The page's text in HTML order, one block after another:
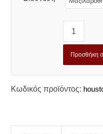
Προσθήκη
Κωδικός προϊόντος: